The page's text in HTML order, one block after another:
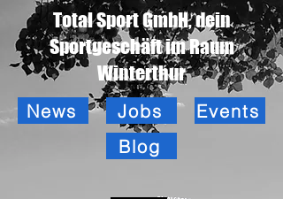
Jobs
News
Events
Blog
Total Sport GmbH, dein
Sportgeschäft im Raum
Winterthur